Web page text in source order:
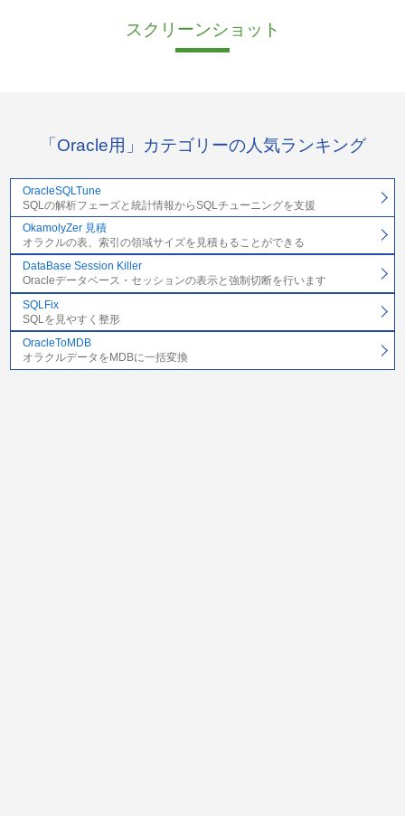
スクリーンショット
「Oracle用」カテゴリーの人気ランキング
OracleSQLTune
SQLの解析フェーズと統計情報からSQLチューニングを支援
OkamolyZer 見積
オラクルの表、索引の領域サイズを見積もることができる
DataBase Session Killer
Oracleデータベース・セッションの表示と強制切断を行います
SQLFix
SQLを見やすく整形
OracleToMDB
オラクルデータをMDBに一括変換